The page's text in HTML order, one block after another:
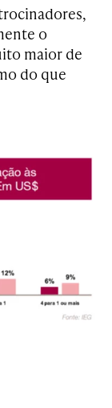
o
maior de
do que